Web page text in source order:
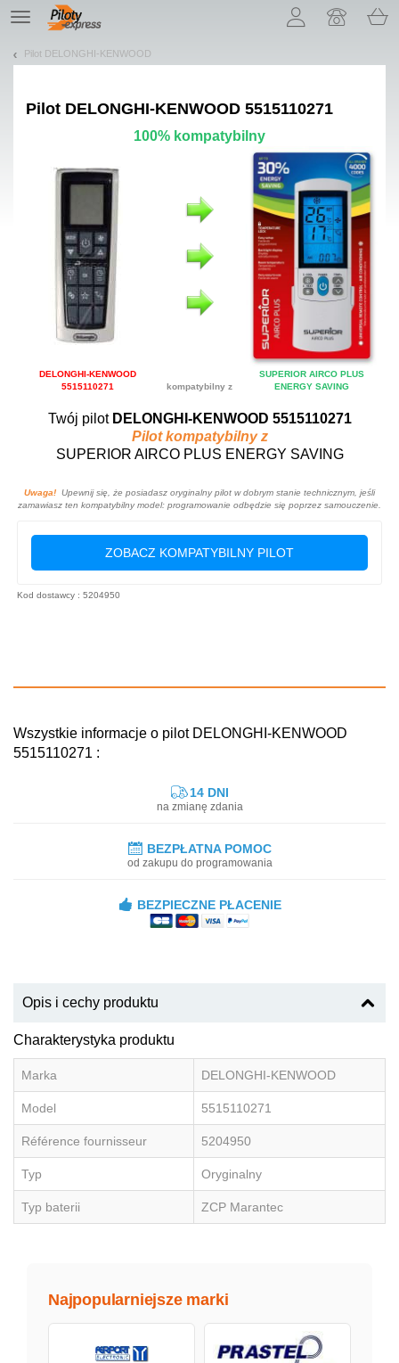
TE
navigation
Pilot DELONGHI-KENWOOD
Pilot DELONGHI-KENWOOD 5515110271
100% kompatybilny
DELONGHI-KENWOOD
5515110271
kompatybilny z
SUPERIOR AIRCO PLUS
ENERGY SAVING
Twój pilot DELONGHI-KENWOOD 5515110271
Pilot kompatybilny z
SUPERIOR AIRCO PLUS ENERGY SAVING
Uwaga! Upewnij się, że posiadasz oryginalny pilot w dobrym stanie technicznym, jeśli
zamawiasz ten kompatybilny model: programowanie odbędzie się poprzez samouczenie.
ZOBACZ KOMPATYBILNY PILOT
Kod dostawcy : 5204950
Wszystkie informacje o pilot DELONGHI-KENWOOD
5515110271 :
14 DNI
na zmianę zdania
BEZPŁATNA POMOC
od zakupu do programowania
BEZPIECZNE PŁACENIE
Opis i cechy produktu
Charakterystyka produktu
Marka DELONGHI-KENWOOD
Model 5515110271
Référence fournisseur 5204950
Typ Oryginalny
Typ baterii ZCP Marantec
Najpopularniejsze marki
Pozwól, że przedstawimy nasze ciasteczka!